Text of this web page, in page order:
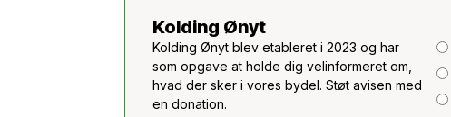
Kolding Ønyt
Kolding Ønyt blev etableret i 2023 og har
som opgave at holde dig velinformeret om,
hvad der sker i vores bydel. Støt avisen med
en donation.